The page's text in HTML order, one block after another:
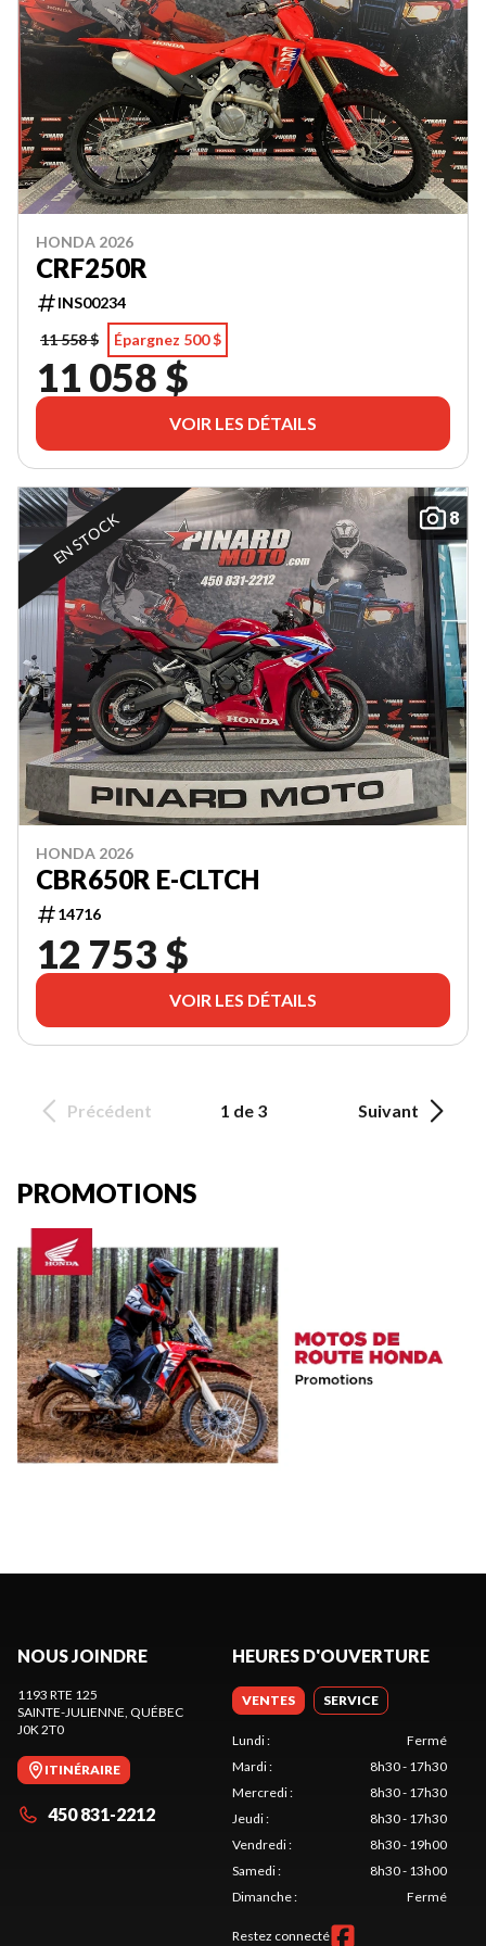
HONDA 2026
CRF250R
INS00234
11 558 $
Épargnez 500 $
11 058 $
VOIR LES DÉTAILS
8
EN STOCK
HONDA 2026
CBR650R E-CLTCH
14716
12 753 $
VOIR LES DÉTAILS
Précédent 1 de 3 Suivant
PROMOTIONS
NOUS JOINDRE
1193 RTE 125
SAINTE-JULIENNE , QUÉBEC
J0K 2T0
ITINÉRAIRE
450 831-2212
HEURES D'OUVERTURE
VENTES SERVICE
Lundi:
Fermé
Mardi:
8h30 - 17h30
Mercredi:
8h30 - 17h30
Jeudi:
8h30 - 17h30
Vendredi:
8h30 - 19h00
Samedi:
8h30 - 13h00
Dimanche: Fermé
Restez connecté